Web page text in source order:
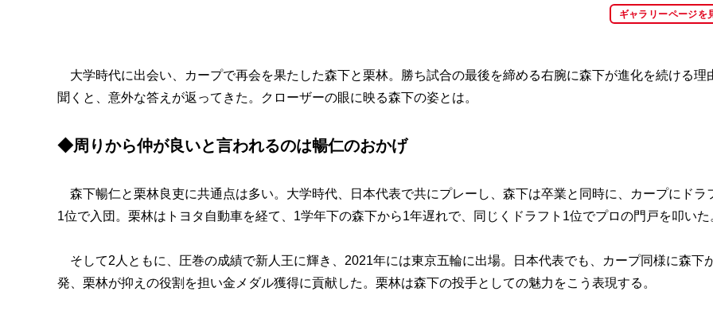
ギャラリーページを
大学時代に出会い、カープで再会を果たした森下と栗林。勝ち試合の最後を締める右腕に森下が進化を続ける理
聞くと、意外な答えが返ってきた。クローザーの眼に映る森下の姿とは。
◆周りから仲が良いと言われるのは暢仁のおかげ
森下暢仁と栗林良吏に共通点は多い。大学時代、日本代表で共にプレーし、森下は卒業と同時に、カープにドラ
1位で入団。栗林はトヨタ自動車を経て、1学年下の森下から1年遅れで、同じくドラフト1位でプロの門戸を叩いた
そして2人ともに、圧巻の成績で新人王に輝き、2021年には東京五輪に出場。日本代表でも、カープ同様に森下
発、栗林が抑えの役割を担い金メダル獲得に貢献した。栗林は森下の投手としての魅力をこう表現する。